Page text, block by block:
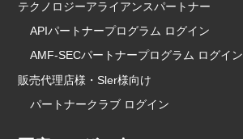
テクノロジーアライアンスパートナー
APIパートナープログラム ログイン
AMF-SECパートナープログラム ログイン
販売代理店様・Sler様向け
パートナークラブ ログイン